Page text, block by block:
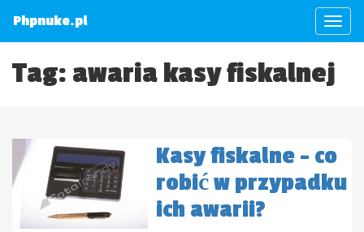
Phpnuke.pl
Tag: awaria kasy fiskalnej
Kasy fiskalne – co
robić w przypadku
ich awarii?